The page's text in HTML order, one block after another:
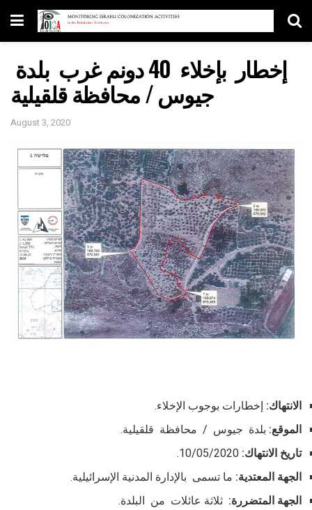
إخطار بإخلاء 40 دونم غرب بلدة
جيوس / محافظة قلقيلية
August 3, 2020
الانتهاك: إخطارات بوجوب الإخلاء.
الموقع: بلدة جيوس / محافظة قلقيلية.
تاريخ الانتهاك:
الجهة المعتدية: ما تسمى بالإدارة المدنية الإسرائيلية.
الجهة المتضررة: ثلاثة عائلات من البلدة.